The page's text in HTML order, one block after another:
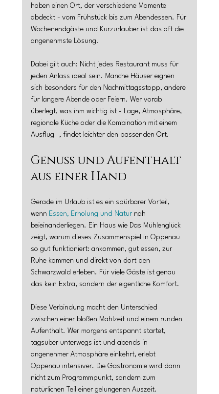
haben einen Ort, der verschiedene Momente
abdeckt - vom Frühstück bis zum Abendessen. Für
Wochenendgäste und Kurzurlauber ist das oft die
angenehmste Lösung.
Dabei gilt auch: Nicht jedes Restaurant muss für
jeden Anlass ideal sein. Manche Häuser eignen
sich besonders für den Nachmittagsstopp, andere
für längere Abende oder Feiern. Wer vorab
überlegt, was ihm wichtig ist - Lage, Atmosphäre,
regionale Küche oder die Kombination mit einem
Ausflug -, findet leichter den passenden Ort.
Genuss und Aufenthalt
aus einer Hand
Gerade im Urlaub ist es ein spürbarer Vorteil,
wenn Essen, Erholung und Natur nah
beieinanderliegen. Ein Haus wie Das Mühlenglück
zeigt, warum dieses Zusammenspiel in Oppenau
so gut funktioniert: ankommen, gut essen, zur
Ruhe kommen und direkt von dort den
Schwarzwald erleben. Für viele Gäste ist genau
das kein Extra, sondern der eigentliche Komfort.
Diese Verbindung macht den Unterschied
zwischen einer bloßen Mahlzeit und einem runden
Aufenthalt. Wer morgens entspannt startet,
tagsüber unterwegs ist und abends in
angenehmer Atmosphäre einkehrt, erlebt
Oppenau intensiver. Die Gastronomie wird dann
nicht zum Programmpunkt, sondern zum
natürlichen Teil einer gelungenen Auszeit.